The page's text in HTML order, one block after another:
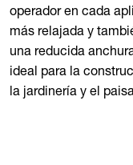
operador en cada
más relajada y
una reducida
ideal para la
la jardinería y el